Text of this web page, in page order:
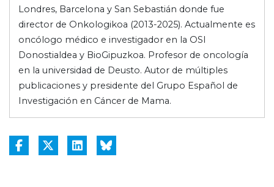
Londres, Barcelona y San Sebastián donde fue
director de Onkologikoa (2013-2025). Actualmente es
oncólogo médico e investigador en la OSI
Donostialdea y BioGipuzkoa. Profesor de oncología
en la universidad de Deusto. Autor de múltiples
publicaciones y presidente del Grupo Español de
Investigación en Cáncer de Mama.